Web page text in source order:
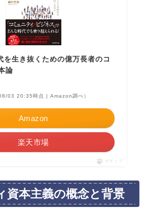
を生き抜くための億万長者のコ
論
03 20:35時点 | Amazon調べ）
Amazon
楽天市場
ポチップ
資本主義の概念と背景